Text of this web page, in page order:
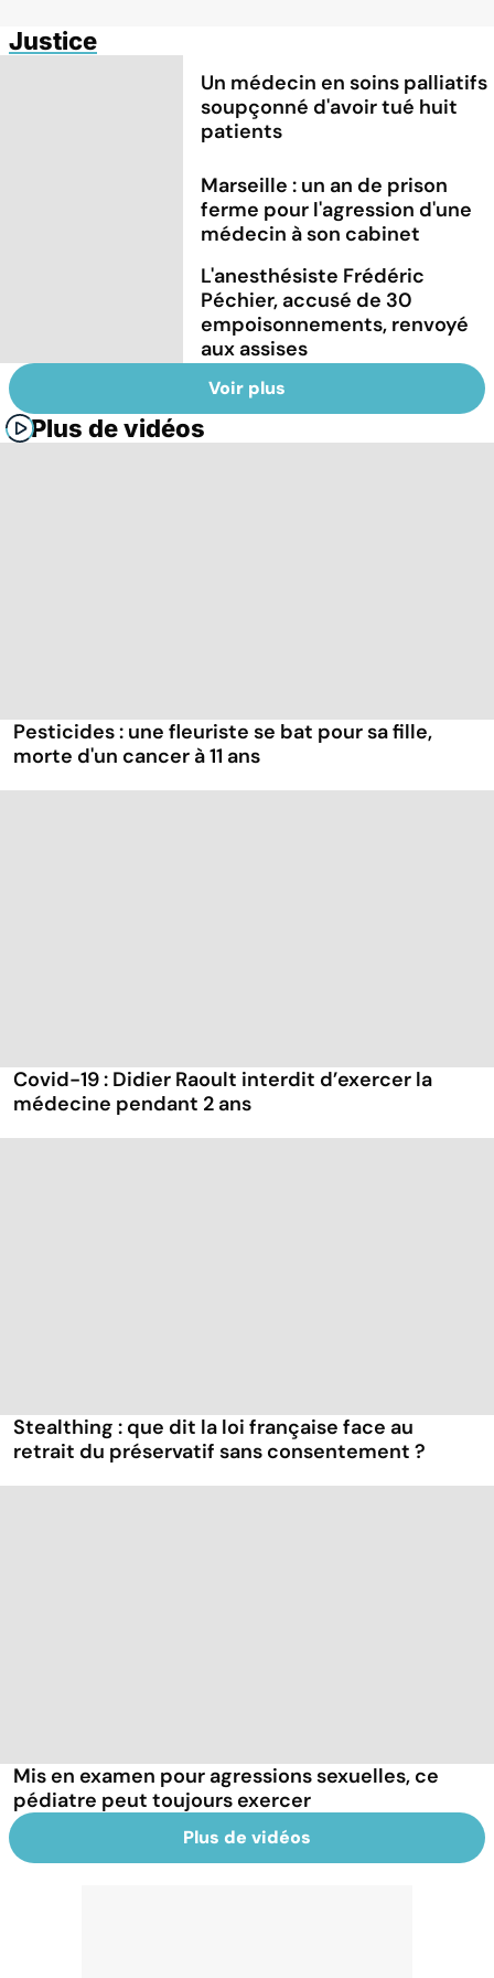
Justice
Un médecin en soins palliatifs
soupçonné d'avoir tué huit
patients
Marseille : un an de prison
ferme pour l'agression d'une
médecin à son cabinet
L'anesthésiste Frédéric
Péchier, accusé de 30
empoisonnements, renvoyé
aux assises
Voir plus
Plus de vidéos
Pesticides : une fleuriste se bat pour sa fille,
morte d'un cancer à 11 ans
Covid-19 : Didier Raoult interdit d’exercer la
médecine pendant 2 ans
Stealthing : que dit la loi française face au
retrait du préservatif sans consentement ?
Mis en examen pour agressions sexuelles, ce
pédiatre peut toujours exercer
Plus de vidéos